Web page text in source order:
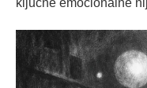
ključne emocionalne